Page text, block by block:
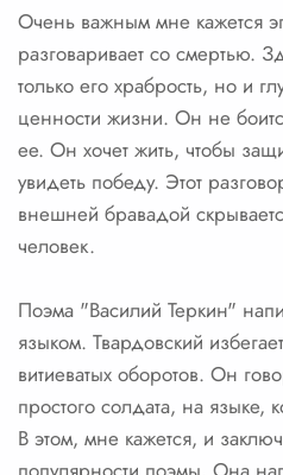
Очень важным мне кажется
разговаривает со смертью.
только его храбрость, но и
ценности жизни. Он не
ее. Он хочет жить, чтобы
увидеть победу. Этот
внешней бравадой
человек.
Поэма "Василий Теркин"
языком. Твардовский
витиеватых оборотов. Он
простого солдата, на языке,
В этом, мне кажется, и